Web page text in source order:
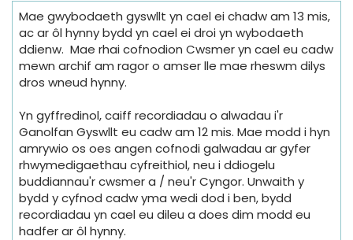
Mae gwybodaeth gyswllt yn cael ei chadw am 13 mis,
ac ar ôl hynny bydd yn cael ei droi yn wybodaeth
ddienw. Mae rhai cofnodion Cwsmer yn cael eu cadw
mewn archif am ragor o amser lle mae rheswm dilys
dros wneud hynny.
Yn gyffredinol, caiff recordiadau o alwadau i'r
Ganolfan Gyswllt eu cadw am 12 mis. Mae modd i hyn
amrywio os oes angen cofnodi galwadau ar gyfer
rhwymedigaethau cyfreithiol, neu i ddiogelu
buddiannau'r cwsmer a / neu'r Cyngor. Unwaith y
bydd y cyfnod cadw yma wedi dod i ben, bydd
recordiadau yn cael eu dileu a does dim modd eu
hadfer ar ôl hynny.